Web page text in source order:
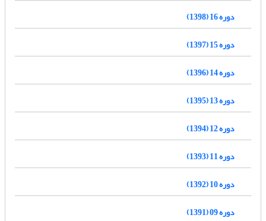
دوره 16 (1398)
دوره 15 (1397)
دوره 14 (1396)
دوره 13 (1395)
دوره 12 (1394)
دوره 11 (1393)
دوره 10 (1392)
دوره 09 (1391)